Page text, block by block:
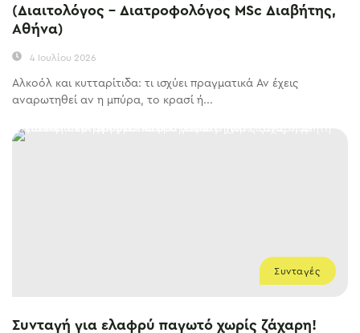
(Διαιτολόγος – Διατροφολόγος MSc Διαβήτης,
Αθήνα)
4 Ιουλίου 2026
Αλκοόλ και κυτταρίτιδα: τι ισχύει πραγματικά Αν έχεις
αναρωτηθεί αν η μπύρα, το κρασί ή...
Συνταγές
Συνταγή για ελαφρύ παγωτό χωρίς ζάχαρη!